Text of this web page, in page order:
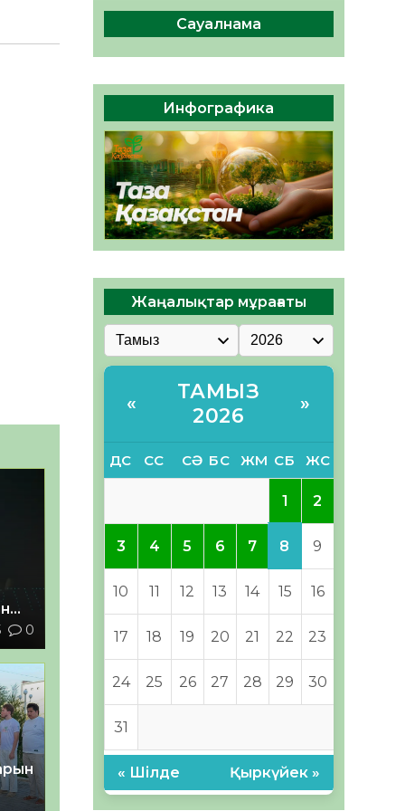
0
Руслан Рүстемұлы облыс
әкімінің кеңесшісі болып
тағайындалды
05.08.2026
44 0
Сауалнама
Инфографика
Жаңалықтар мұрағаты
«
ТАМЫЗ
2026
»
ДС СС СӘ БС ЖМ СБ ЖС
1 2
3 4 5 6 7 8 9
10 11 12 13 14 15 16
17 18 19 20 21 22 23
24 25 26 27 28 29 30
31
« Шілде Қыркүйек »